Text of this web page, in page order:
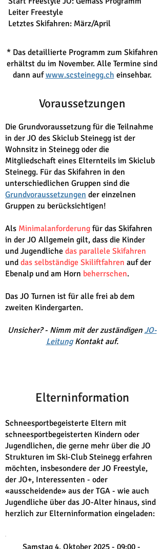
Leiter Freestyle
Letztes Skifahren: März/April
* Das detaillierte Programm zum Skifahren
erhältst du im November. Alle Termine sind
dann aufwww.scsteinegg.ch einsehbar.
Voraussetzungen
Die Grundvoraussetzung für die Teilnahme
in der JO des Skiclub Steinegg ist der
Wohnsitz in Steinegg oder die
Mitgliedschaft eines Elternteils im Skiclub
Steinegg. Für das Skifahren in den
unterschiedlichen Gruppen sind die
Grundvoraussetzungen der einzelnen
Gruppen zu berücksichtigen!
Als Minimalanforderung für das Skifahren
in der JO Allgemein gilt, dass die Kinder
und Jugendliche das parallele Skifahren
und das selbständige Skiliftfahren auf der
Ebenalp und am Horn beherrschen.
Das JO Turnen ist für alle frei ab dem
zweiten Kindergarten.
Unsicher? - Nimm mit der zuständigen JO-
LeitungKontakt auf.
Elterninformation
Schneesportbegeisterte Eltern mit
schneesportbegeisterten Kindern oder
Jugendlichen, die gerne mehr über die JO
Strukturen im Ski-Club Steinegg erfahren
möchten, insbesondere der JO Freestyle,
der JO+, Interessenten - oder
«ausscheidende» aus der TGA - wie auch
Jugendliche über das JO-Alter hinaus, sind
herzlich zur Elterninformation eingeladen:
Samstag 4. Oktober 2025 - 09:00 -